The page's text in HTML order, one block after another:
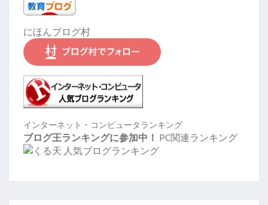
にほんブログ村
インターネット・コンピュータランキング
ブログ王ランキングに参加中！ PC関連ランキング